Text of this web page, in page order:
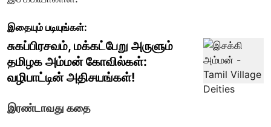
இதையும் படியுங்கள்:
சுகப்பிரசவம், மக்கட்பேறு அருளும்
தமிழக அம்மன் கோவில்கள்:
வழிபாட்டின் அதிசயங்கள்!
இரண்டாவது கதை